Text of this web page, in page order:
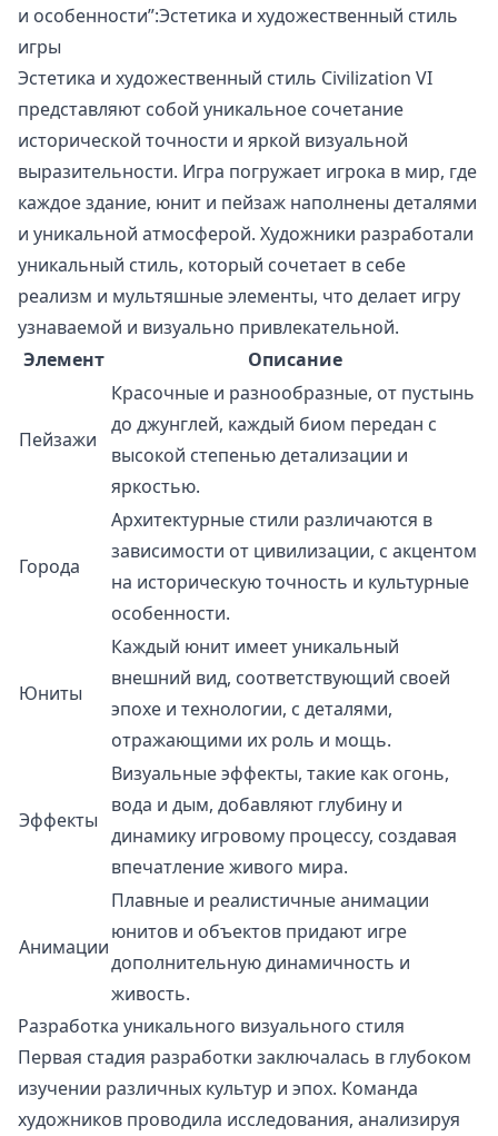
и особенности”:Эстетика и художественный стиль
игры
Эстетика и художественный стиль Civilization VI
представляют собой уникальное сочетание
исторической точности и яркой визуальной
выразительности. Игра погружает игрока в мир, где
каждое здание, юнит и пейзаж наполнены деталями
и уникальной атмосферой. Художники разработали
уникальный стиль, который сочетает в себе
реализм и мультяшные элементы, что делает игру
узнаваемой и визуально привлекательной.
Элемент
Описание
Пейзажи
Красочные и разнообразные, от пустынь
до джунглей, каждый биом передан с
высокой степенью детализации и
яркостью.
Города
Архитектурные стили различаются в
зависимости от цивилизации, с акцентом
на историческую точность и культурные
особенности.
Юниты
Каждый юнит имеет уникальный
внешний вид, соответствующий своей
эпохе и технологии, с деталями,
отражающими их роль и мощь.
Эффекты
Визуальные эффекты, такие как огонь,
вода и дым, добавляют глубину и
динамику игровому процессу, создавая
впечатление живого мира.
Анимации
Плавные и реалистичные анимации
юнитов и объектов придают игре
дополнительную динамичность и
живость.
Разработка уникального визуального стиля
Первая стадия разработки заключалась в глубоком
изучении различных культур и эпох. Команда
художников проводила исследования, анализируя